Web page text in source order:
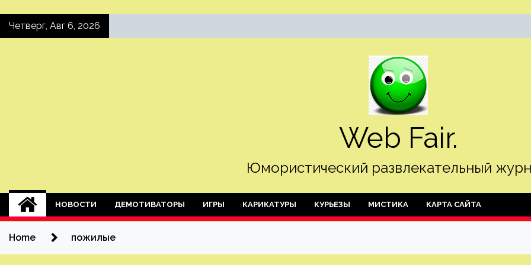
SkipЧетверг, Авг 6, 2026
Web Fair.
Юмористический развлекательный
НОВОСТИ ДЕМОТИВАТОРЫ ИГРЫ КАРИКАТУРЫ КУРЬЕЗЫ МИСТИКА КАРТА САЙТА
Home пожилые